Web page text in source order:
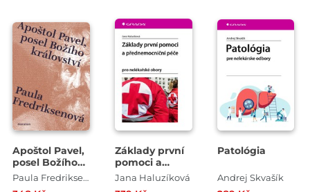
Apoštol Pavel,
posel Božího
království
Paula Fredriksenová
Základy první
pomoci a
přednemocniční
Jana Haluzíková
Patológia
Andrej Skvašík